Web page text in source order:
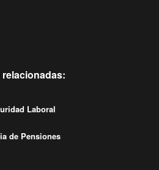
Laboral
de Pensiones